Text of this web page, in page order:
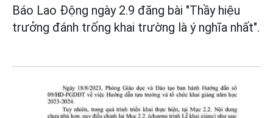
Báo Lao Động ngày 2.9 đăng bài "Thầy hiệu
trưởng đánh trống khai trường là ý nghĩa nhất".